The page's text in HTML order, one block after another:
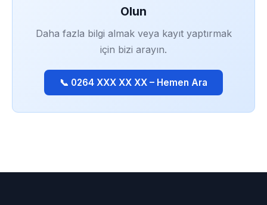
Olun
Daha fazla bilgi almak veya kayıt yaptırmak
için bizi arayın.
📞 0264 XXX XX XX – Hemen Ara